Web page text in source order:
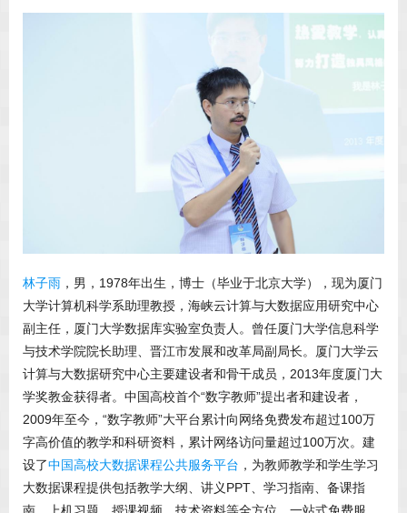
林子雨 ，男，1978年出生，博士（毕业于北京大学），现为厦门
大学计算机科学系助理教授，海峡云计算与大数据应用研究中心
副主任，厦门大学数据库实验室负责人。曾任厦门大学信息科学
与技术学院院长助理、晋江市发展和改革局副局长。厦门大学云
计算与大数据研究中心主要建设者和骨干成员，2013年度厦门大
学奖教金获得者。中国高校首个“数字教师”提出者和建设者，
2009年至今，“数字教师”大平台累计向网络免费发布超过100万
字高价值的教学和科研资料，累计网络访问量超过100万次。建
设了中国高校大数据课程公共服务平台 ，为教师教学和学生学习
大数据课程提供包括教学大纲、讲义PPT、学习指南、备课指